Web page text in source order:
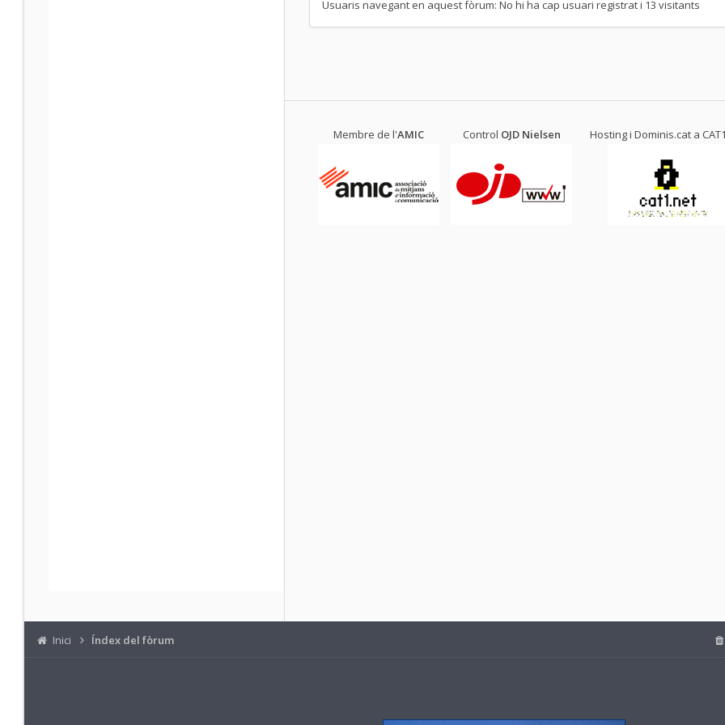
Usuaris navegant en aquest fòrum: No hi ha cap usuari registrat i 13 visitants
Membre de l'AMIC Control OJD Nielsen Hosting i Dominis.cat a
Inici Índex del fòrum